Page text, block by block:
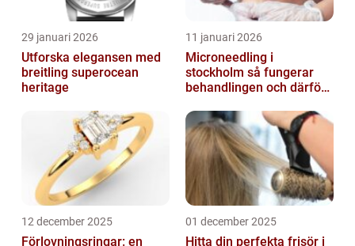
29 januari 2026
Utforska elegansen med
breitling superocean
heritage
11 januari 2026
Microneedling i
stockholm så fungerar
behandlingen och därför
12 december 2025
Förlovningsringar: en
01 december 2025
Hitta din perfekta frisör i